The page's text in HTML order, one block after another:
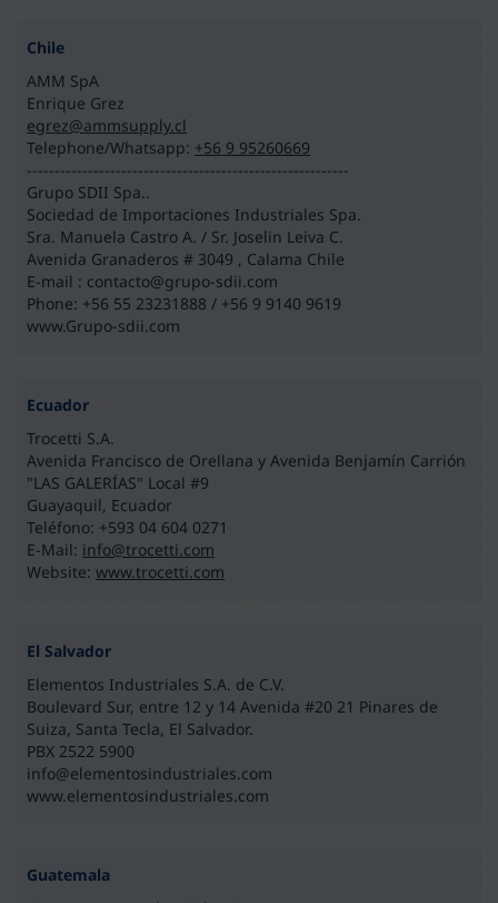
Chile
AMM SpA
Enrique Grez
egrez@ammsupply.cl
Telephone/Whatsapp: +56 9 95260669
----------------------------------------------------------
Grupo SDII Spa..
Sociedad de Importaciones Industriales Spa.
Sra. Manuela Castro A. / Sr. Joselin Leiva C.
Avenida Granaderos # 3049 , Calama Chile
E-mail : contacto@grupo-sdii.com
Phone: +56 55 23231888 / +56 9 9140 9619
www.Grupo-sdii.com
Ecuador
Trocetti S.A.
Avenida Francisco de Orellana y Avenida Benjamín Carrión
"LAS GALERÍAS" Local #9
Guayaquil, Ecuador
Teléfono: +593 04 604 0271
E-Mail: info@trocetti.com
Website:www.trocetti.com
El Salvador
Elementos Industriales S.A. de C.V.
Boulevard Sur, entre 12 y 14 Avenida #20 21 Pinares de
Suiza, Santa Tecla, El Salvador.
PBX 2522 5900
info@elementosindustriales.com
www.elementosindustriales.com
Guatemala